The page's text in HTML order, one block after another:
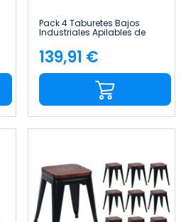
Pack 4 Taburetes Bajos
Industriales Apilables de
Acero y Madera
38x38x46cm Thinia Home
Precio
139,91 €